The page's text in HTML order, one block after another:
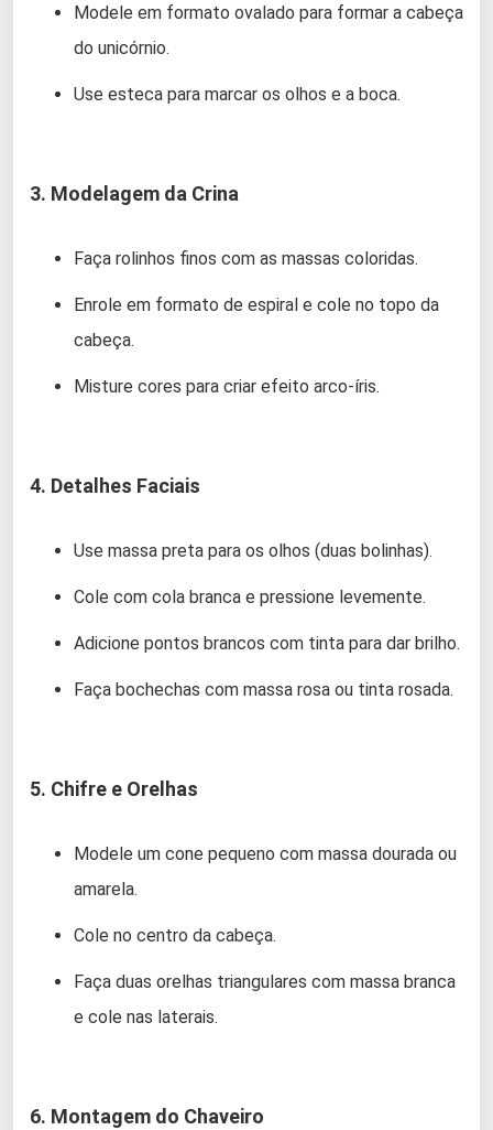
Modele em formato ovalado para formar a cabeça
do unicórnio.
Use esteca para marcar os olhos e a boca.
3. Modelagem da Crina
Faça rolinhos finos com as massas coloridas.
Enrole em formato de espiral e cole no topo da
cabeça.
Misture cores para criar efeito arco-íris.
4. Detalhes Faciais
Use massa preta para os olhos (duas bolinhas).
Cole com cola branca e pressione levemente.
Adicione pontos brancos com tinta para dar brilho.
Faça bochechas com massa rosa ou tinta rosada.
5. Chifre e Orelhas
Modele um cone pequeno com massa dourada ou
amarela.
Cole no centro da cabeça.
Faça duas orelhas triangulares com massa branca
e cole nas laterais.
6. Montagem do Chaveiro